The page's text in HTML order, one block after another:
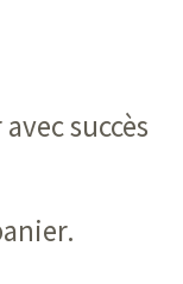
succès